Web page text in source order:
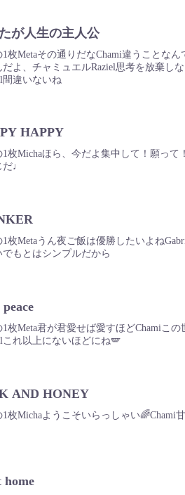
が人生の主人公
1枚Metaその通りだなChami違うことな
だよ、チャミュエルRaziel思考を放棄し
間違いないね
HAPPY
1枚Michaほら、今だよ集中して！願っ
だ♩
1枚Metaうん夜ご飯は優勝したいよね
でもとはシンプルだから
1枚Meta君が君愛せば愛すほどChamiこ
これ以上にないほどにね🪽
AND HONEY
1枚Michaようこそいらっしゃい🌈Chami
home